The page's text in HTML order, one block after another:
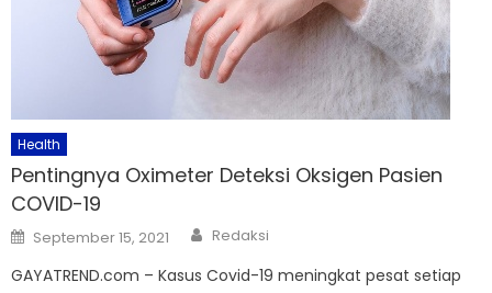
Health
Pentingnya Oximeter Deteksi Oksigen Pasien
COVID-19
Posted
on
September 15, 2021 Author
Redaksi
GAYATREND.com – Kasus Covid-19 meningkat pesat setiap